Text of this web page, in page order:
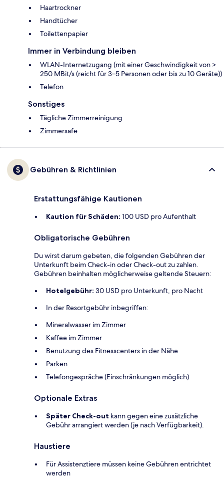
Haartrockner
Handtücher
Toilettenpapier
Immer in Verbindung bleiben
WLAN-Internetzugang (mit einer Geschwindigkeit von >
250 MBit/s (reicht für 3–5 Personen oder bis zu 10 Geräte))
Telefon
Sonstiges
Tägliche Zimmerreinigung
Zimmersafe
Gebühren & Richtlinien
Erstattungsfähige Kautionen
Kaution für Schäden: 100 USD pro Aufenthalt
Obligatorische Gebühren
Du wirst darum gebeten, die folgenden Gebühren der
Unterkunft beim Check-in oder Check-out zu zahlen.
Gebühren beinhalten möglicherweise geltende Steuern:
Hotelgebühr: 30 USD pro Unterkunft, pro Nacht
In der Resortgebühr inbegriffen:
Mineralwasser im Zimmer
Kaffee im Zimmer
Benutzung des Fitnesscenters in der Nähe
Parken
Telefongespräche (Einschränkungen möglich)
Optionale Extras
Später Check-out kann gegen eine zusätzliche
Gebühr arrangiert werden (je nach Verfügbarkeit).
Haustiere
Für Assistenztiere müssen keine Gebühren entrichtet
werden